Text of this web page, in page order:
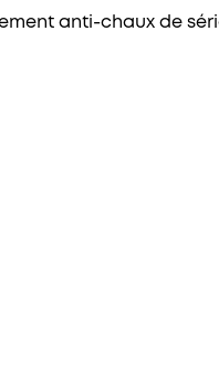
anti-chaux de